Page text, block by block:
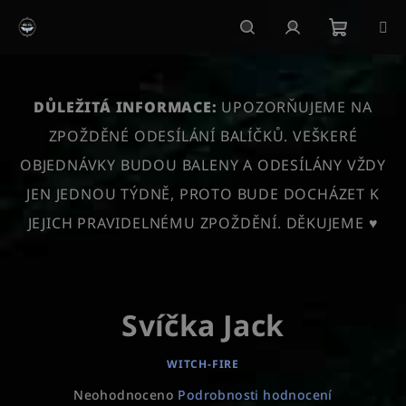
košík
DŮLEŽITÁ INFORMACE: UPOZORŇUJEME NA
ZPOŽDĚNÉ ODESÍLÁNÍ BALÍČKŮ. VEŠKERÉ
OBJEDNÁVKY BUDOU BALENY A ODESÍLÁNY VŽDY
JEN JEDNOU TÝDNĚ, PROTO BUDE DOCHÁZET K
JEJICH PRAVIDELNÉMU ZPOŽDĚNÍ. DĚKUJEME ♥
Svíčka Jack
WITCH-FIRE
Průměrné
Neohodnoceno Podrobnosti hodnocení